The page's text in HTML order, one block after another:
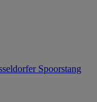
Spoorstang